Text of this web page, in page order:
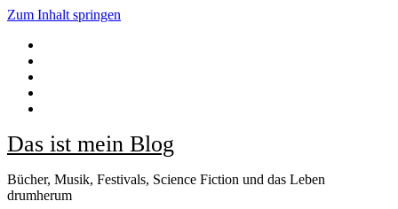
Zum Inhalt springen
Das ist mein Blog
Bücher, Musik, Festivals, Science Fiction und das Leben
drumherum